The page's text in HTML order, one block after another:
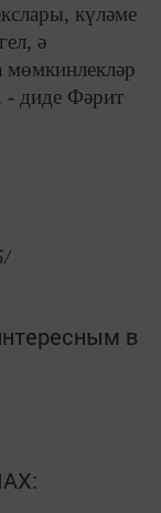
күләме
ә
мөмкинлекләр
- диде Фәрит
в